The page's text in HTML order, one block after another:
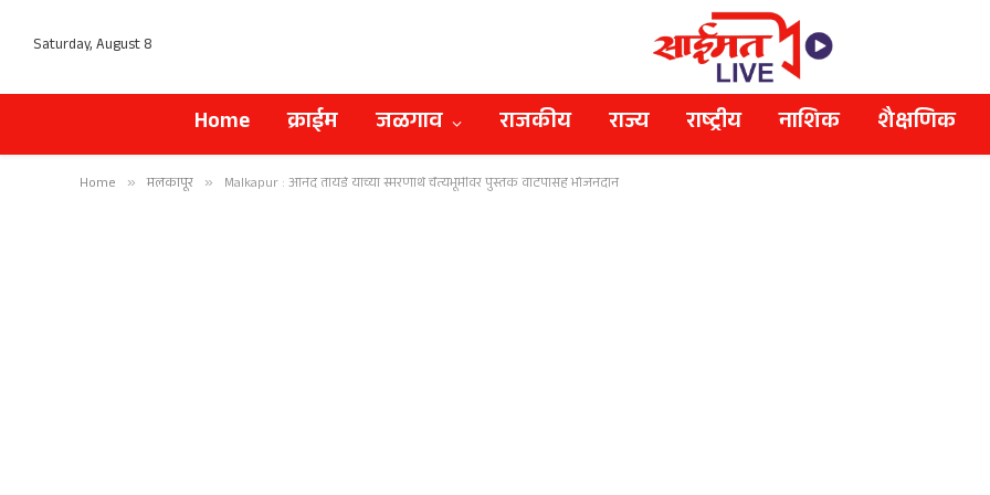
Saturday, August 8
Home क्राईम जळगाव राजकीय राज्य राष्ट्रीय नाशिक शैक्षणिक
Home » मलकापूर » Malkapur : आनंद तायडे यांच्या स्मरणार्थ चैत्यभूमीवर पुस्तक वाटपासह भोजनदान